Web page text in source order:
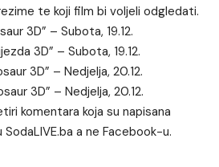
te koji film bi voljeli odgledati.
3D” – Subota, 19.12.
3D” – Subota, 19.12.
3D” – Nedjelja, 20.12.
3D” – Nedjelja, 20.12.
komentara koja su napisana
a ne Facebook-u.